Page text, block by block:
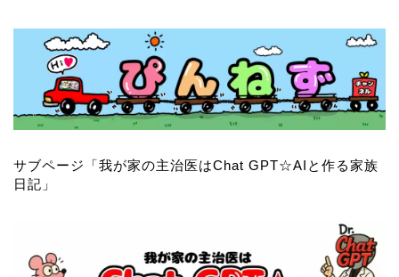
サブページ「我が家の主治医はChat GPT☆AIと作る家族
日記 」